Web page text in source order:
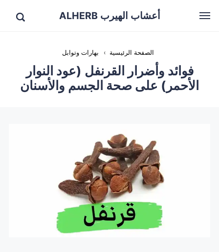
أعشاب الهيرب ALHERB
الصفحة الرئيسية › بهارات وتوابل
فوائد وأضرار القرنفل (عود النوار
الأحمر) على صحة الجسم والأسنان